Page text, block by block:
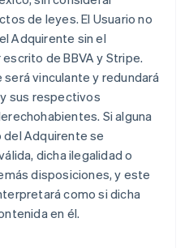
de leyes. El Usuario no
Adquirente sin el
de BBVA y Stripe.
vinculante y redundará
sus respectivos
Si alguna
Adquirente se
dicha ilegalidad o
disposiciones, y este
como si dicha
en él.